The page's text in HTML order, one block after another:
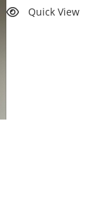
Quick View